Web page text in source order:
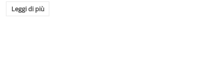
Leggi di più